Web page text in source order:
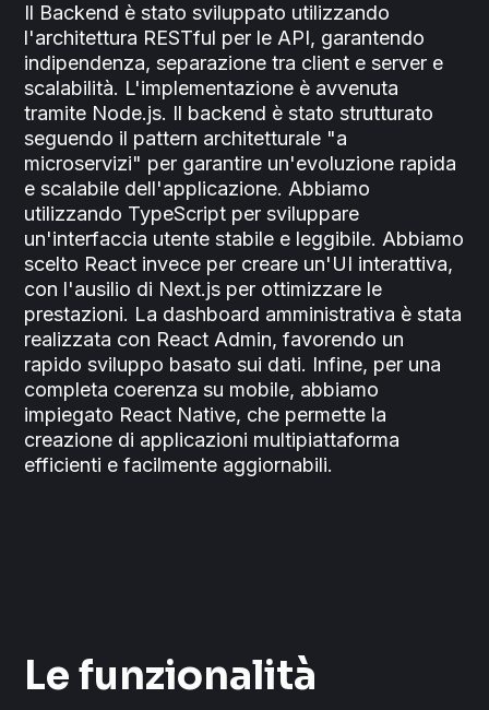
Il Backend è stato sviluppato utilizzando
l'architettura RESTful per le API, garantendo
indipendenza, separazione tra client e server e
scalabilità. L'implementazione è avvenuta
tramite Node.js. Il backend è stato strutturato
seguendo il pattern architetturale "a
microservizi" per garantire un'evoluzione rapida
e scalabile dell'applicazione. Abbiamo
utilizzando TypeScript per sviluppare
un'interfaccia utente stabile e leggibile. Abbiamo
scelto React invece per creare un'UI interattiva,
con l'ausilio di Next.js per ottimizzare le
prestazioni. La dashboard amministrativa è stata
realizzata con React Admin, favorendo un
rapido sviluppo basato sui dati. Infine, per una
completa coerenza su mobile, abbiamo
impiegato React Native, che permette la
creazione di applicazioni multipiattaforma
efficienti e facilmente aggiornabili.
Le funzionalità